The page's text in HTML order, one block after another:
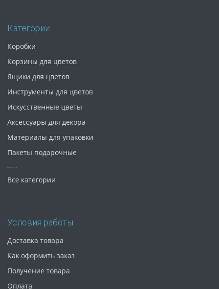
Категории
Коробки
Корзины для цветов
Ящики для цветов
Инструменты для цветов
Искусственные цветы
Аксессуары для декора
Материалы для упаковки
Пакеты подарочные
Все категории
Условия работы
Доставка товара
Как оформить заказ
Получение товара
Оплата